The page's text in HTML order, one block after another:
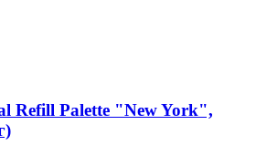
Refill Palette "New York",